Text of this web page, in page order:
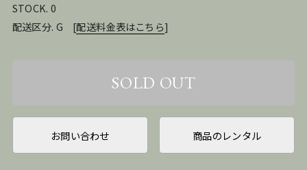
STOCK. 0
配送区分. G [配送料金表はこちら]
お問い合わせ 商品のレンタル